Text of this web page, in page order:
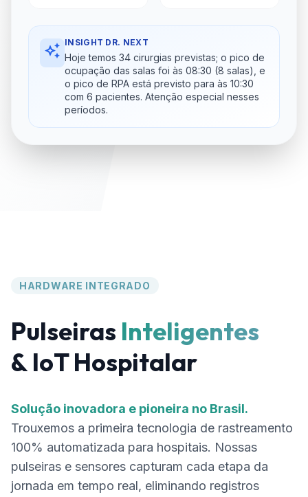
auto_awesome INSIGHT DR. NEXT
Hoje temos 34 cirurgias previstas; o pico de
ocupação das salas foi às 08:30 (8 salas), e
o pico de RPA está previsto para às 10:30
com 6 pacientes. Atenção especial nesses
períodos.
HARDWARE INTEGRADO
Pulseiras Inteligentes
& IoT Hospitalar
Solução inovadora e pioneira no Brasil.
Trouxemos a primeira tecnologia de rastreamento
100% automatizada para hospitais. Nossas
pulseiras e sensores capturam cada etapa da
jornada em tempo real, eliminando registros